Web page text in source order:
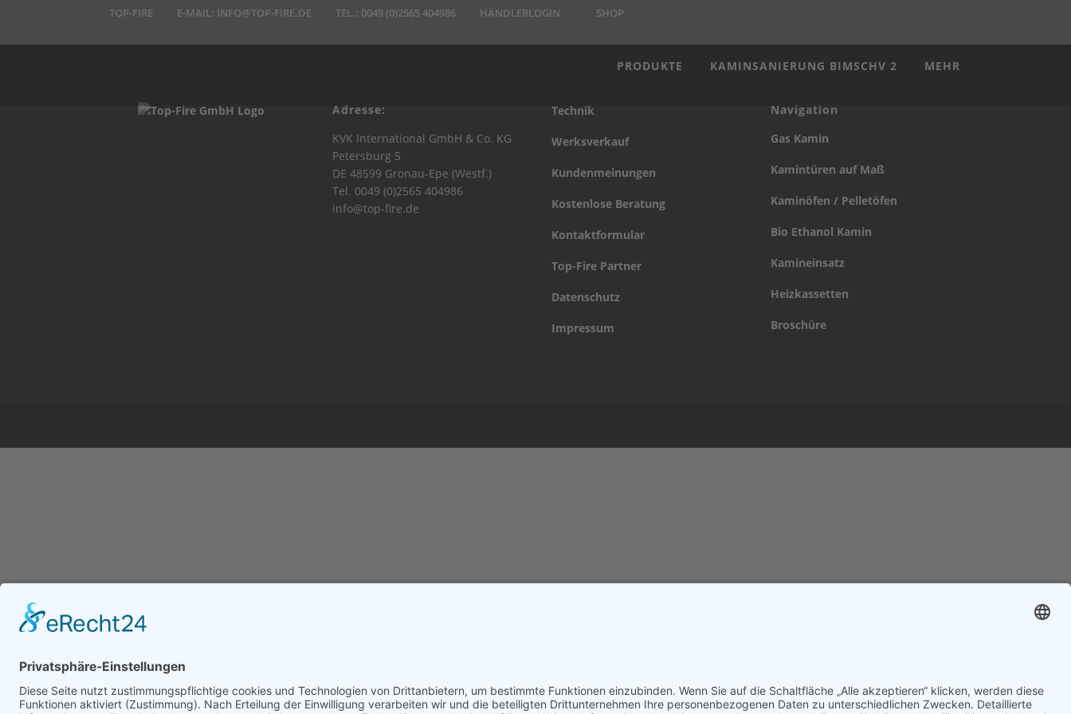
TOP-FIRE E-MAIL: INFO@TOP-FIRE.DE TEL.: 0049 (0)2565 404986 HÄNDLERLOGIN SHOP
PRODUKTE KAMINSANIERUNG BIMSCHV 2 MEHR
Adresse:
KVK International GmbH & Co. KG
Petersburg 5
DE 48599 Gronau-Epe (Westf.)
Tel. 0049 (0)2565 404986
info@top-fire.de
Technik
Werksverkauf
Kundenmeinungen
Kostenlose Beratung
Kontaktformular
Top-Fire Partner
Datenschutz
Impressum
Navigation
Gas Kamin
Kamintüren auf Maß
Kaminöfen / Pelletöfen
Bio Ethanol Kamin
Kamineinsatz
Heizkassetten
Broschüre